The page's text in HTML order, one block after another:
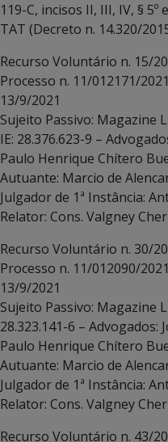
119-C, incisos II, III, IV, §
TAT (Decreto n. 14.320/
Recurso Voluntário n. 15/
Processo n. 11/012171/
13/9/2021
Sujeito Passivo: Magazine
IE: 28.376.623-9 –
Paulo Henrique Chítero
Autuante: Marcio de
Julgador de 1ª Instância:
Relator: Cons. Valgney
Recurso Voluntário n. 30/
Processo n. 11/012090/
13/9/2021
Sujeito Passivo: Magazine
28.323.141-6 – Advogados:
Paulo Henrique Chítero
Autuante: Marcio de
Julgador de 1ª Instância:
Relator: Cons. Valgney
Recurso Voluntário n. 43/